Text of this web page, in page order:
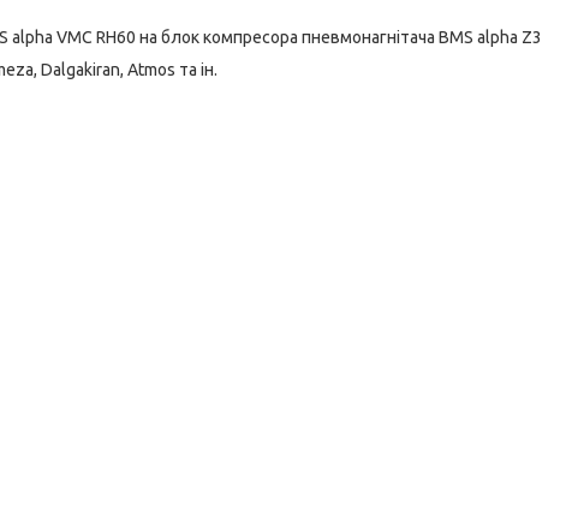
VMC RH60 на блок компресора пневмонагнітача BMS alpha Z3
Dalgakiran, Atmos та ін.